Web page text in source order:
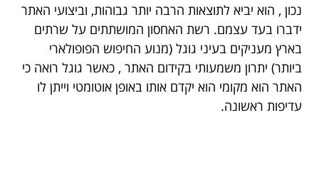
נכון , הוא יביא לתוצאות הרבה יותר גבוהות, וביצועי האתר
ידברו בעד עצמם. רשת האחסון המושתתים על שרתים
בארץ מעניקים בעיני גוגל (מנוע החיפוש הפופולארי
ביותר) יתרון משמעותי בקידום האתר , כאשר גוגל רואה כי
האתר הוא מקומי הוא יקדם אותו באופן אוטומטי וייתן לו
עדיפות ראשונה.